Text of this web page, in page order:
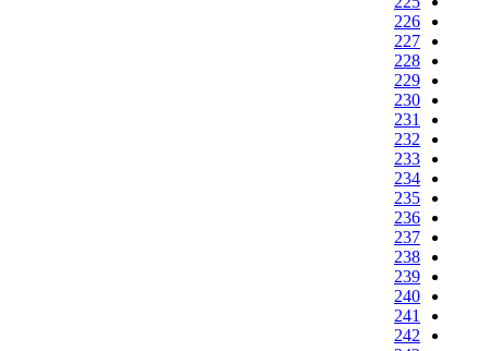
226
227
228
229
230
231
232
233
234
235
236
237
238
239
240
241
242